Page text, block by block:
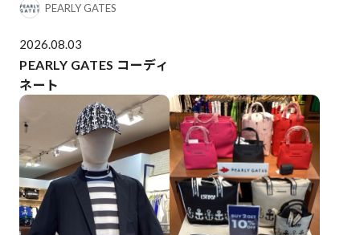
PEARLY GATES
2026.08.03
PEARLY GATES コーディ
ネート